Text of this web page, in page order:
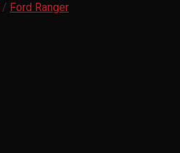
/ Ford Ranger